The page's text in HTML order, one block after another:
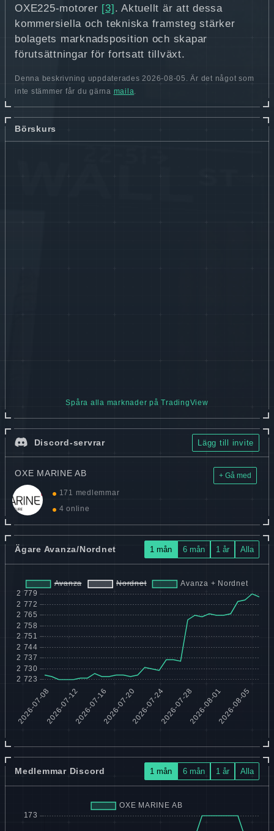
OXE225‑motorer [3] . Aktuellt är att dessa
kommersiella och tekniska framsteg stärker
bolagets marknadsposition och skapar
förutsättningar för fortsatt tillväxt.
Denna beskrivning uppdaterades 2026-08-05. Är det något som
inte stämmer får du gärna maila.
Börskurs
Spåra alla marknader på TradingView
Discord-servrar Lägg till invite
OXE MARINE AB
171 medlemmar
4 online
+ Gå med
Ägare Avanza/Nordnet 1 mån 6 mån 1 år Alla
Medlemmar Discord 1 mån 6 mån 1 år Alla